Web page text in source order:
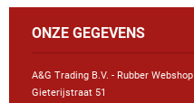
ONZE GEGEVENS
A&G Trading B.V. - Rubber Webshop
Gieterijstraat 51